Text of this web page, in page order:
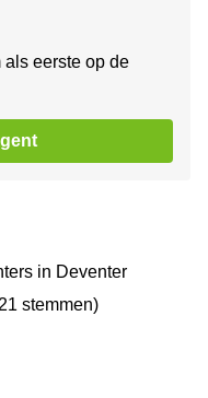
als eerste op de
in Deventer
stemmen)